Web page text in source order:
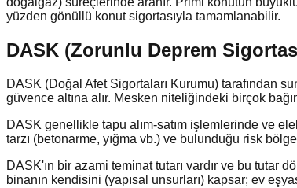
yüzden gönüllü konut sigortasıyla tamamlanabilir.
DASK (Zorunlu Deprem
DASK (Doğal Afet Sigortaları Kurumu) tarafından
güvence altına alır. Mesken niteliğindeki birçok
DASK genellikle tapu alım-satım işlemlerinde ve
tarzı (betonarme, yığma vb.) ve bulunduğu risk
DASK'ın bir azami teminat tutarı vardır ve bu tutar
binanın kendisini (yapısal unsurları) kapsar; ev